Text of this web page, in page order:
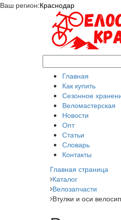
Ваш регион:Краснодар
Главная
Как купить
Сезонное
Веломастерская
Новости
Опт
Статьи
Словарь
Контакты
Главная страница
Каталог
Велозапчасти
Втулки и оси